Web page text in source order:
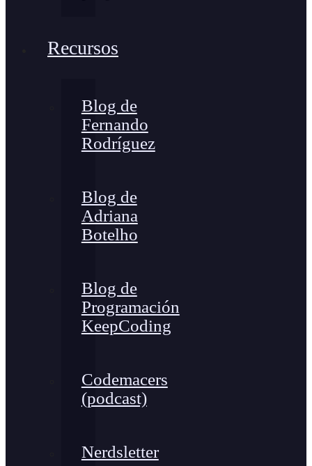
Recursos
Blog de
Fernando
Rodríguez
Blog de
Adriana
Botelho
Blog de
Programación
KeepCoding
Codemacers
(podcast)
Nerdsletter